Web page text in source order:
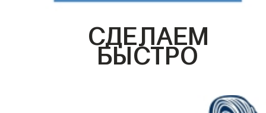
СДЕЛАЕМ
БЫСТРО